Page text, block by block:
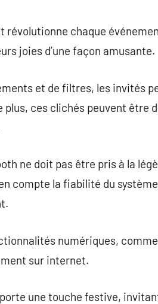
révolutionne chaque
joies d’une façon amusante.
et de filtres, les invités
plus, ces clichés peuvent être
ne doit pas être pris à la
compte la fiabilité du
numériques,
sur internet.
une touche festive,